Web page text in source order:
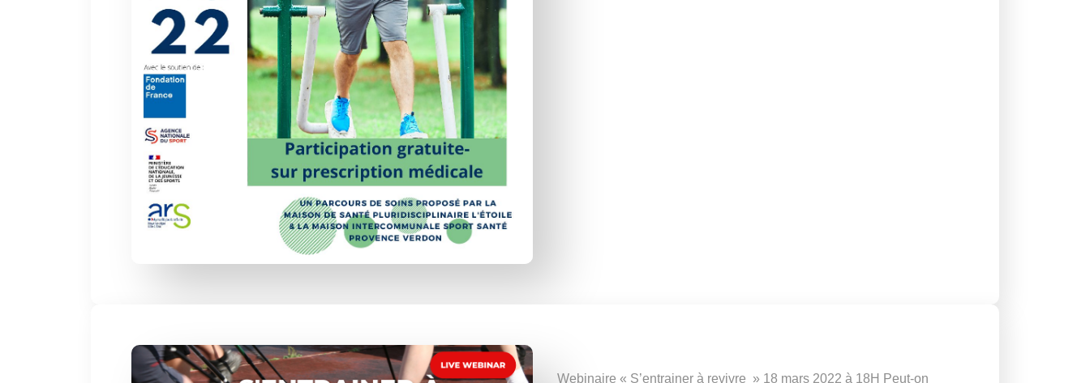
Webinaire « S’entrainer à revivre » 18 mars 2022 à 18H Peut-on